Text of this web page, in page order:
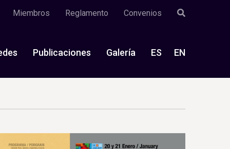
Miembros Reglamento Convenios
Publicaciones Galería ES EN